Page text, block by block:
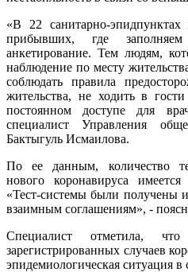
«В 22 санитарно-
прибывших, где
анкетирование. Тем людям,
наблюдение по месту
соблюдать правила
жительства, не ходить в
постоянном доступе для
специалист Управления
Бактыгуль Исмаилова.
По ее данным, количество
нового коронавируса
«Тест-системы были получены
взаимным соглашениям», -
Специалист отметила,
зарегистрированных случаев
эпидемиологическая ситуация в